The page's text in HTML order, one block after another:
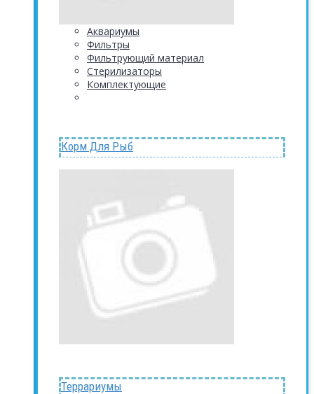
Аквариумы
Фильтры
Фильтрующий материал
Стерилизаторы
Комплектующие
Корм Для Рыб
Террариумы